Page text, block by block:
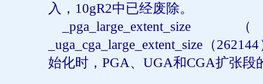
入， 10gR2中已经废除。
_pga_large_extent_size
_uga_cga_large_extent_size （262144
始化时， PGA、 UGA和CGA扩张段